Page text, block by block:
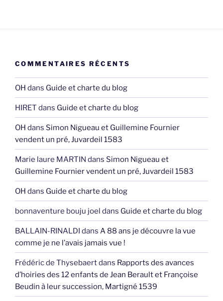
COMMENTAIRES RÉCENTS
OH dans Guide et charte du blog
HIRET dans Guide et charte du blog
OH dans Simon Nigueau et Guillemine Fournier
vendent un pré, Juvardeil 1583
Marie laure MARTIN dans Simon Nigueau et
Guillemine Fournier vendent un pré, Juvardeil 1583
OH dans Guide et charte du blog
bonnaventure bouju joel dans Guide et charte du blog
BALLAIN-RINALDI dans A 88 ans je découvre la vue
comme je ne l’avais jamais vue !
Frédéric de Thysebaertdans Rapports des avances
d’hoiries des 12 enfants de Jean Berault et Françoise
Beudin à leur succession, Martigné 1539